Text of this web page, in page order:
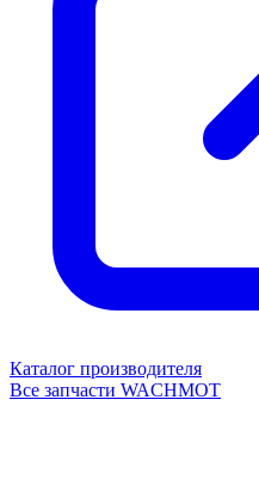
Каталог производителя
Все запчасти WACHMOT